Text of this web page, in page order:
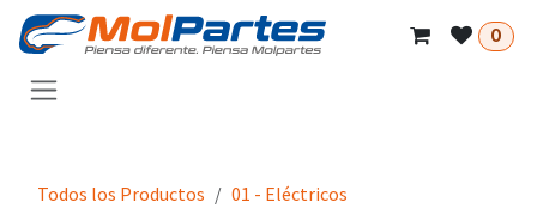
Ir al contenido
0
Todos los Productos 01 - Eléctricos